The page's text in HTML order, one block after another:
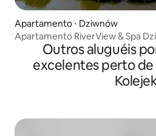
Apartamento ⋅ Dziwnów
Outros aluguéis
excelentes perto de